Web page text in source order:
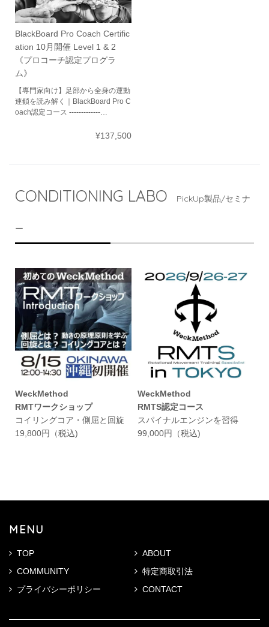
BlackBoard Pro Coach Certific
ation 10月開催 Level 1 & 2
《プロコーチ認定プログラ
ム》
【専門家向け】足部から全身の運動
連鎖を読み解く｜BlackBoard Pro C
oach認定コース -------------…
¥137,500
CONDITIONING LABO PickUp製品/セミナ
ー
WeckMethod
RMTワークショップ
コイリングコア・側屈と回旋
19,800円（税込)
WeckMethod
RMTS認定コース
スパイナルエンジンを習得
99,000円（税込)
MENU
TOP
ABOUT
COMMUNITY
特定商取引法
プライバシーポリシー
CONTACT